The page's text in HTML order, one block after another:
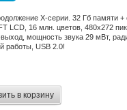
X-серии. 32 Гб памяти
LCD, 16 млн. цветов, 480x272
мощность звука 29 мВт,
работы, USB 2.0!
в корзину